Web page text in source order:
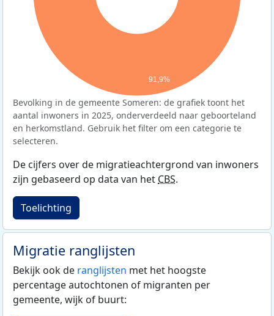
91,9%
Bevolking in de gemeente Someren: de grafiek toont het
aantal inwoners in 2025, onderverdeeld naar geboorteland
en herkomstland. Gebruik het filter om een categorie te
selecteren.
De cijfers over de migratieachtergrond van inwoners
zijn gebaseerd op data van het CBS.
Toelichting
Migratie ranglijsten
Bekijk ook de ranglijsten met het hoogste
percentage autochtonen of migranten per
gemeente, wijk of buurt: